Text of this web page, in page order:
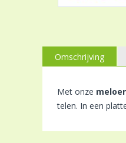
Omschrijving
Met onze
telen. In een